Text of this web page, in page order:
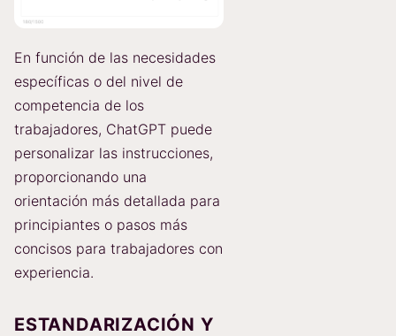
En función de las necesidades
específicas o del nivel de
competencia de los
trabajadores, ChatGPT puede
personalizar las instrucciones,
proporcionando una
orientación más detallada para
principiantes o pasos más
concisos para trabajadores con
experiencia.
ESTANDARIZACIÓN Y